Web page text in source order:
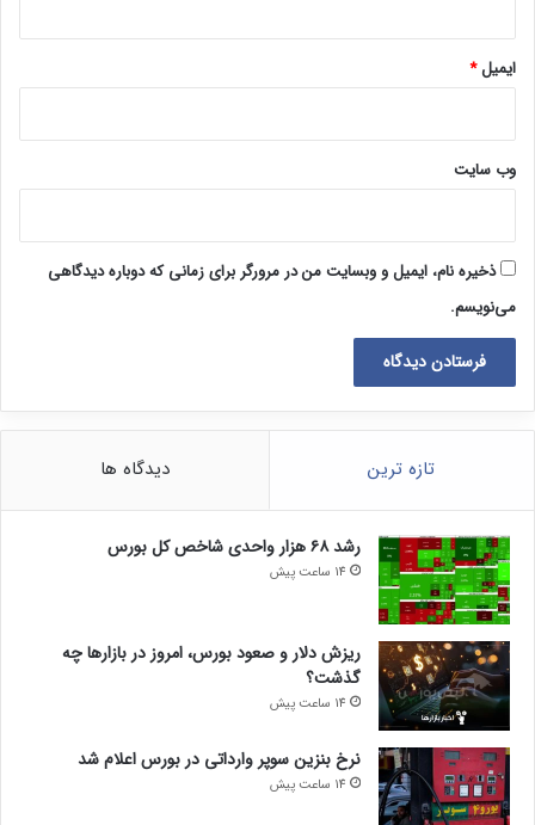
ایمیل*
وب‌ سایت
ذخیره نام، ایمیل و وبسایت من در مرورگر برای زمانی که دوباره دیدگاهی
می‌نویسم.
تازه ترین دیدگاه ها
رشد ۶۸ هزار واحدی شاخص کل بورس
14 ساعت پیش
ریزش دلار و صعود بورس، امروز در بازارها چه
گذشت؟
14 ساعت پیش
نرخ بنزین سوپر وارداتی در بورس اعلام شد
14 ساعت پیش